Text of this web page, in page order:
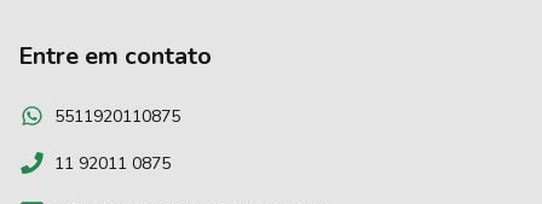
Entre em contato
5511920110875
11 92011 0875